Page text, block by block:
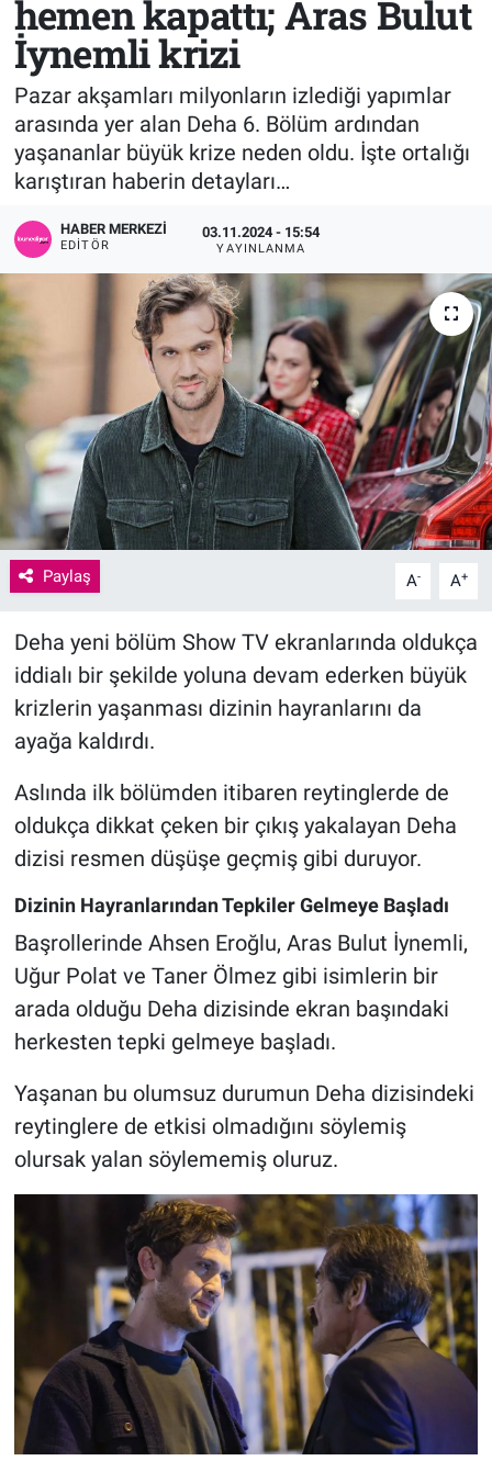
hemen kapattı; Aras Bulut
İynemli krizi
Pazar akşamları milyonların izlediği yapımlar
arasında yer alan Deha 6. Bölüm ardından
yaşananlar büyük krize neden oldu. İşte ortalığı
karıştıran haberin detayları…
HABER MERKEZI
EDITÖR
03.11.2024 - 15:54
YAYINLANMA
Paylaş A- A+
Deha yeni bölüm Show TV ekranlarında oldukça
iddialı bir şekilde yoluna devam ederken büyük
krizlerin yaşanması dizinin hayranlarını da
ayağa kaldırdı.
Aslında ilk bölümden itibaren reytinglerde de
oldukça dikkat çeken bir çıkış yakalayan Deha
dizisi resmen düşüşe geçmiş gibi duruyor.
Dizinin Hayranlarından Tepkiler Gelmeye Başladı
Başrollerinde Ahsen Eroğlu, Aras Bulut İynemli,
Uğur Polat ve Taner Ölmez gibi isimlerin bir
arada olduğu Deha dizisinde ekran başındaki
herkesten tepki gelmeye başladı.
Yaşanan bu olumsuz durumun Deha dizisindeki
reytinglere de etkisi olmadığını söylemiş
olursak yalan söylememiş oluruz.
Spor
Teknoloji
KÜLTÜR SANAT